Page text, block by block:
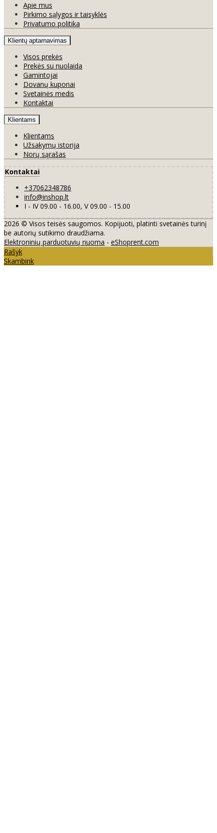
Apie mus
Pirkimo sąlygos ir taisyklės
Privatumo politika
Klientų aptarnavimas
Visos prekės
Prekės su nuolaida
Gamintojai
Dovanų kuponai
Svetainės medis
Kontaktai
Klientams
Klientams
Užsakymų istorija
Norų sąrašas
Kontaktai
+37062348786
info@inshop.lt
I - IV 09.00 - 16.00, V 09.00 - 15.00
2026 © Visos teisės saugomos. Kopijuoti, platinti svetainės turinį
be autorių sutikimo draudžiama.
Elektroninių parduotuvių nuoma - eShoprent.com
Rašyk
Skambink